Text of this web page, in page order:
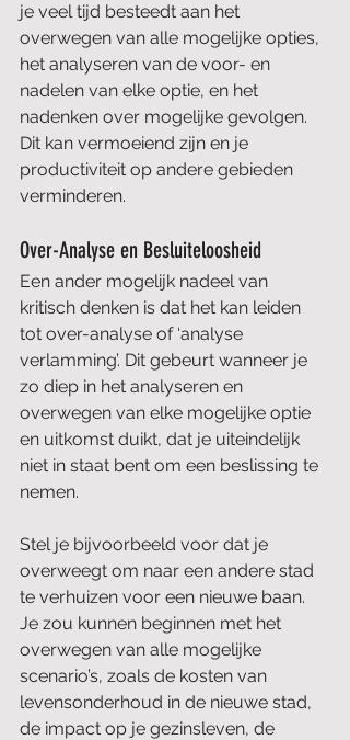
je veel tijd besteedt aan het
overwegen van alle mogelijke opties,
het analyseren van de voor- en
nadelen van elke optie, en het
nadenken over mogelijke gevolgen.
Dit kan vermoeiend zijn en je
productiviteit op andere gebieden
verminderen.
Over-Analyse en Besluiteloosheid
Een ander mogelijk nadeel van
kritisch denken is dat het kan leiden
tot over-analyse of ‘analyse
verlamming’. Dit gebeurt wanneer je
zo diep in het analyseren en
overwegen van elke mogelijke optie
en uitkomst duikt, dat je uiteindelijk
niet in staat bent om een beslissing te
nemen.
Stel je bijvoorbeeld voor dat je
overweegt om naar een andere stad
te verhuizen voor een nieuwe baan.
Je zou kunnen beginnen met het
overwegen van alle mogelijke
scenario’s, zoals de kosten van
levensonderhoud in de nieuwe stad,
de impact op je gezinsleven, de